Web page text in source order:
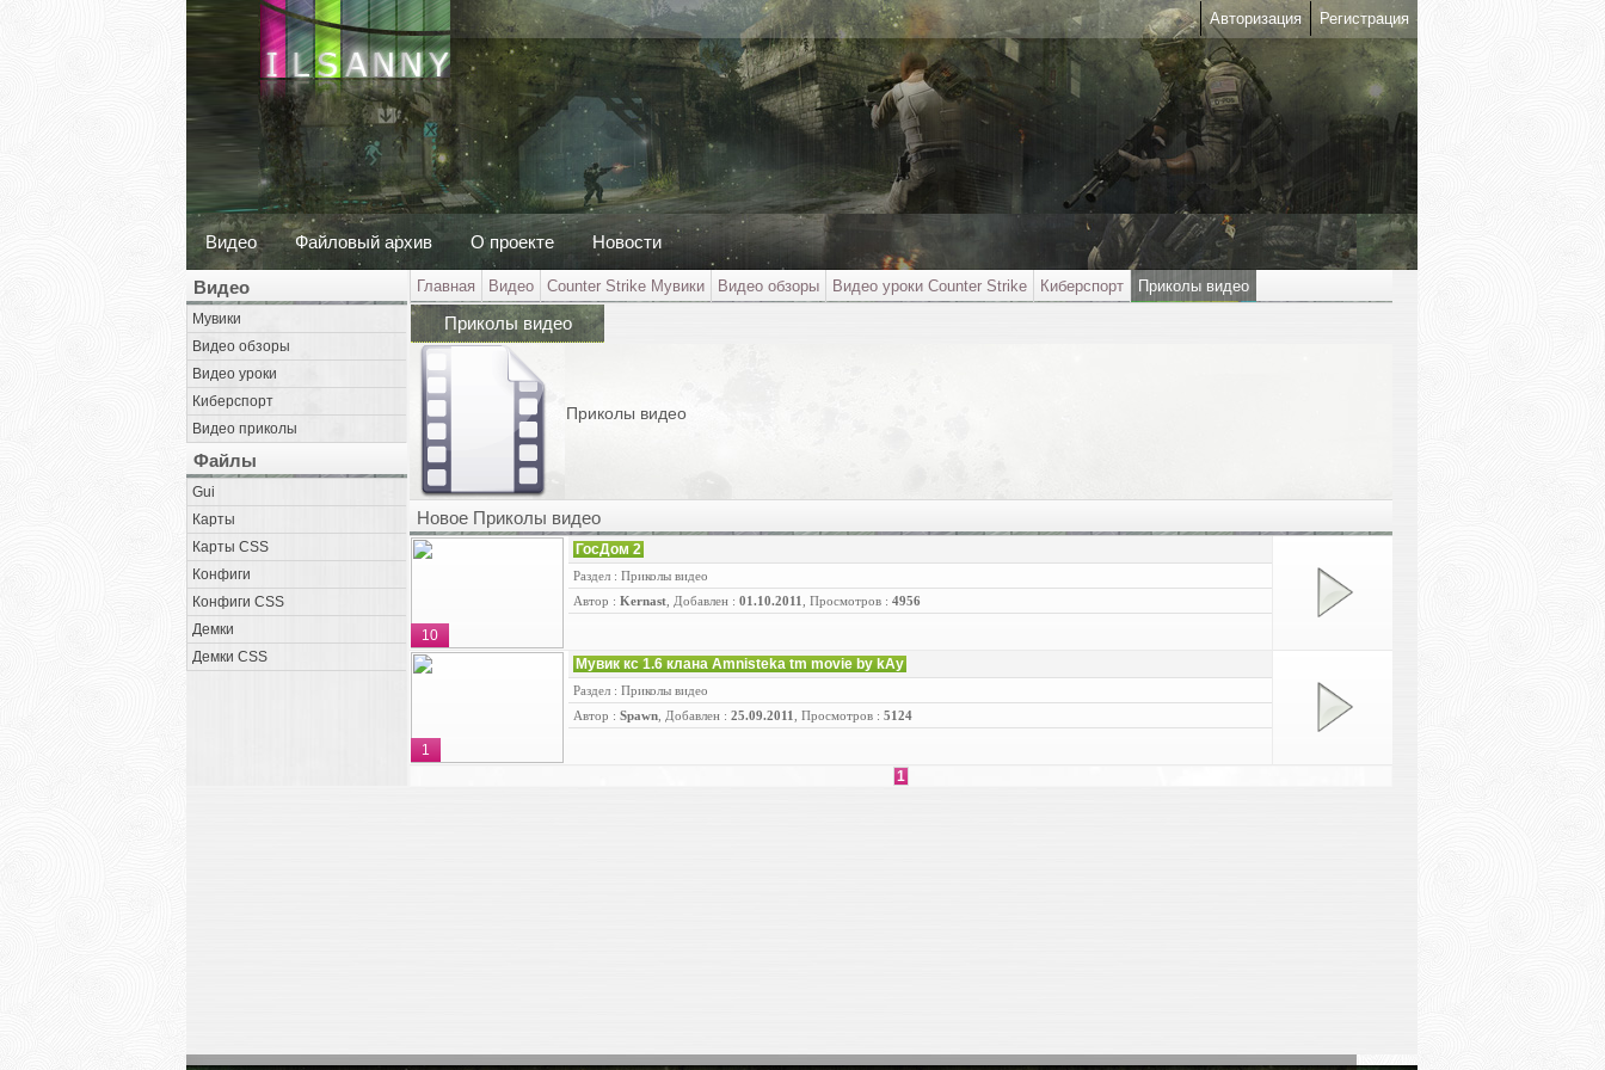
Авторизация Регистрация
Видео Файловый архив О проекте Новости
Видео
Мувики
Видео обзоры
Видео уроки
Киберспорт
Видео приколы
Файлы
Gui
Карты
Карты CSS
Конфиги
Конфиги CSS
Демки
Демки CSS
Главная Видео Counter Strike Мувики Видео обзоры Видео уроки Counter Strike Киберспорт Приколы видео
Приколы видео
Приколы видео
Новое Приколы видео
10
ГосДом 2
Раздел : Приколы видео
Автор : Kernast , Добавлен : 01.10.2011 , Просмотров : 4956
1
Мувик кс 1.6 клана Amnisteka tm movie by kAy
Раздел : Приколы видео
Автор : Spawn , Добавлен : 25.09.2011 , Просмотров : 5124
1